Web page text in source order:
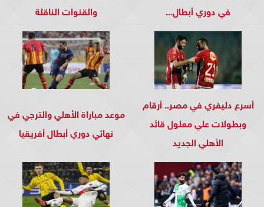
في دوري أبطال...
والقنوات الناقلة
أسرع دليفري في مصر.. أرقام
وبطولات علي معلول قائد
الأهلي الجديد
موعد مباراة الأهلي والترجي في
نهائي دوري أبطال أفريقيا